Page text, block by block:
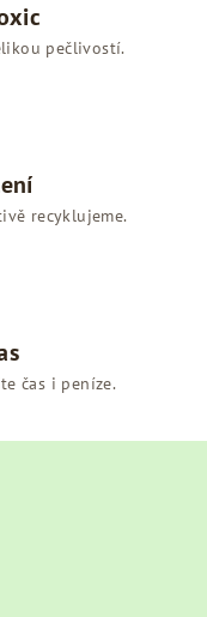
pečlivostí.
recyklujeme.
čas i peníze.